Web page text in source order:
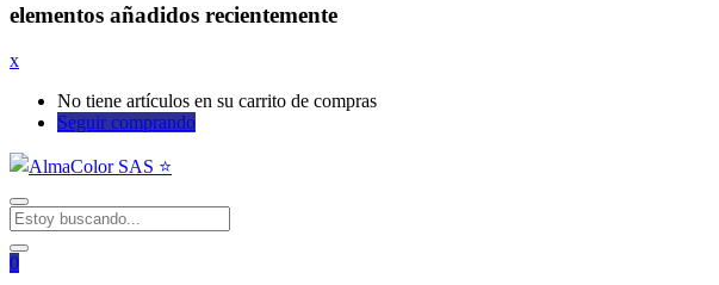
elementos añadidos recientemente
x
No tiene artículos en su carrito de compras
Seguir comprando
0